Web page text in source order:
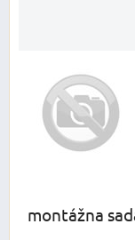
montážna